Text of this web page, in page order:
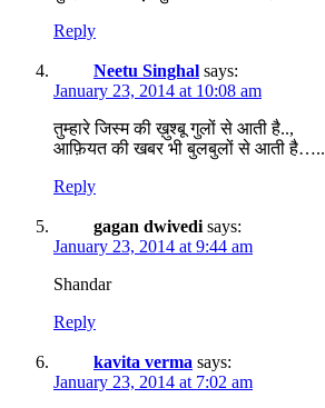
Reply
Neetu Singhal says:
January 23, 2014 at 10:08 am
तुम्हारे जिस्म की ख़ुश्बू गुलों से आती है..,
आफ़ियत की खबर भी बुलबुलों से आती है…..
Reply
gagan dwivedi says:
January 23, 2014 at 9:44 am
Shandar
Reply
kavita verma says:
January 23, 2014 at 7:02 am